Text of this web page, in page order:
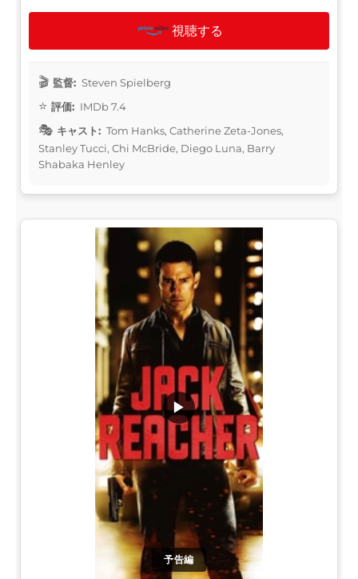
視聴する
監督: Steven Spielberg
評価: IMDb 7.4
キャスト: Tom Hanks, Catherine Zeta-Jones,
Stanley Tucci, Chi McBride, Diego Luna, Barry
Shabaka Henley
予告編
▶